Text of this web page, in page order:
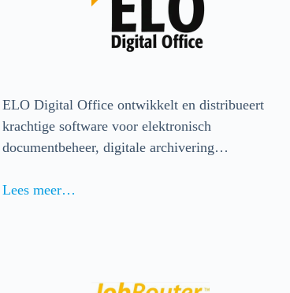
ELO Digital Office ontwikkelt en distribueert
krachtige software voor elektronisch
documentbeheer, digitale archivering…
Lees meer…